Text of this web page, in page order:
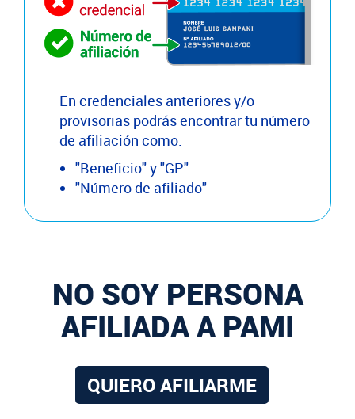
En credenciales anteriores y/o
provisorias podrás encontrar tu número
de afiliación como:
"Beneficio" y "GP"
"Número de afiliado"
NO SOY PERSONA
AFILIADA A PAMI
QUIERO AFILIARME